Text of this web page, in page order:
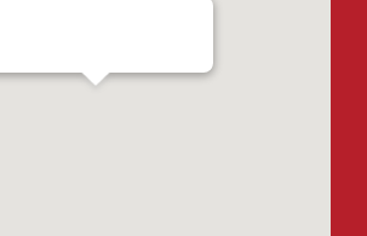
Ensada Tractron LLC - Darkhan